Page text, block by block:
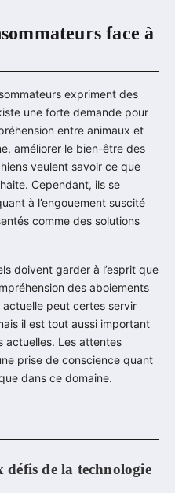
face à
expriment des
une forte demande pour
entre animaux et
améliorer le bien-être des
veulent savoir ce que
Cependant, ils se
à l’engouement suscité
comme des solutions
doivent garder à l’esprit que
des aboiements
peut certes servir
il est tout aussi important
actuelles. Les attentes
prise de conscience quant
dans ce domaine.
défis de la technologie